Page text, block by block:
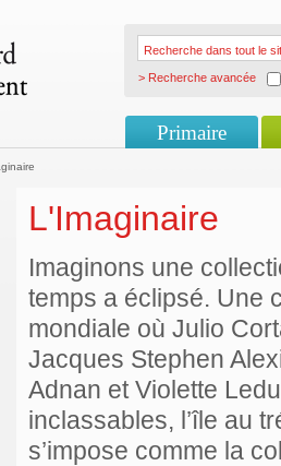
> Recherche avancée
Primaire
L'Imaginaire
Imaginons une
temps a éclipsé. Une
mondiale où Julio
Jacques Stephen
Adnan et Violette
inclassables, l’île au
s’impose comme la